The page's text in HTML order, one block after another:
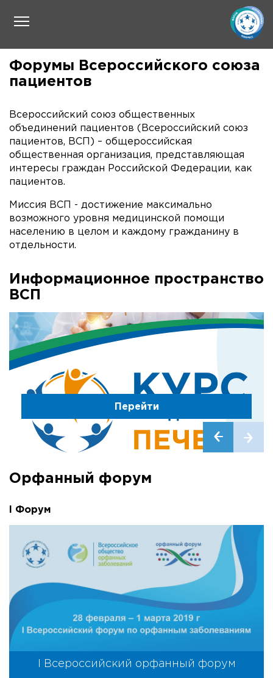
Форумы Всероссийского союза
пациентов
Всероссийский союз общественных
объединений пациентов (Всероссийский союз
пациентов, ВСП) – общероссийская
общественная организация, представляющая
интересы граждан Российской Федерации, как
пациентов.
Миссия ВСП - достижение максимально
возможного уровня медицинской помощи
населению в целом и каждому гражданину в
отдельности.
Информационное пространство
ВСП
Перейти
Орфанный форум
I Форум
I Всероссийский орфанный форум